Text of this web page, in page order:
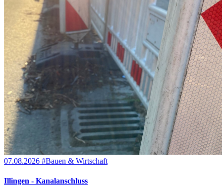
07.08.2026 #Bauen & Wirtschaft
Illingen - Kanalanschluss